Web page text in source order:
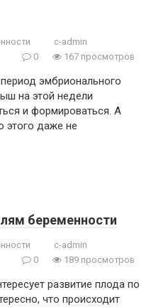
c-admin
0
167 просмотров
эмбрионального
на этой недели
и формироваться. А
этого даже не
беременности
c-admin
0
189 просмотров
развитие плода по
что происходит